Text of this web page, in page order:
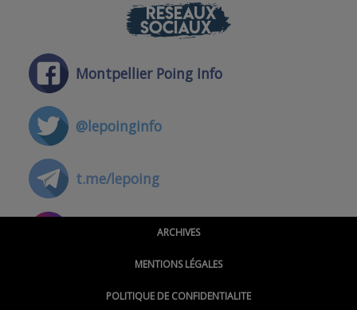
RÉSEAUX
SOCIAUX
Montpellier Poing Info
@lepoinginfo
t.me/lepoing
@montpellierpoinginfo
ARCHIVES
MENTIONS LÉGALES
POLITIQUE DE CONFIDENTIALITE